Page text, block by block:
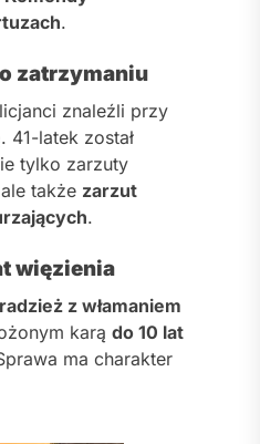
.
zatrzymaniu
znaleźli przy
. 41-latek został
tylko zarzuty
także zarzut
.
więzienia
z włamaniem
karą do 10 lat
ma charakter